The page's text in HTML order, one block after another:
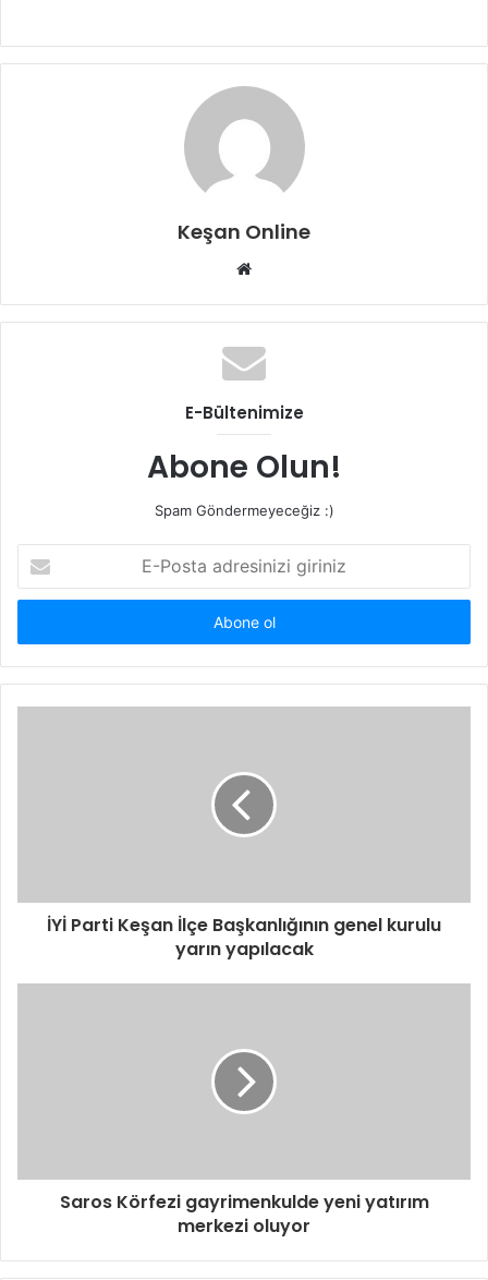
Keşan Online
Web
E-Bültenimize
Abone Olun!
Spam Göndermeyeceğiz :)
Posta
adresinizi
İYİ Parti Keşan İlçe Başkanlığının genel kurulu
yarın yapılacak
Saros Körfezi gayrimenkulde yeni yatırım
merkezi oluyor